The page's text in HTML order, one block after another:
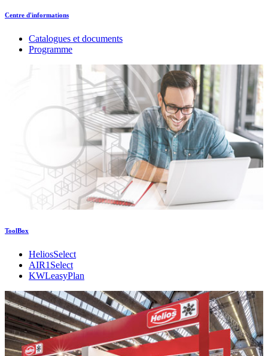
Centre d'informations
Catalogues et documents
Programme
ToolBox
HeliosSelect
AIR1Select
KWLeasyPlan